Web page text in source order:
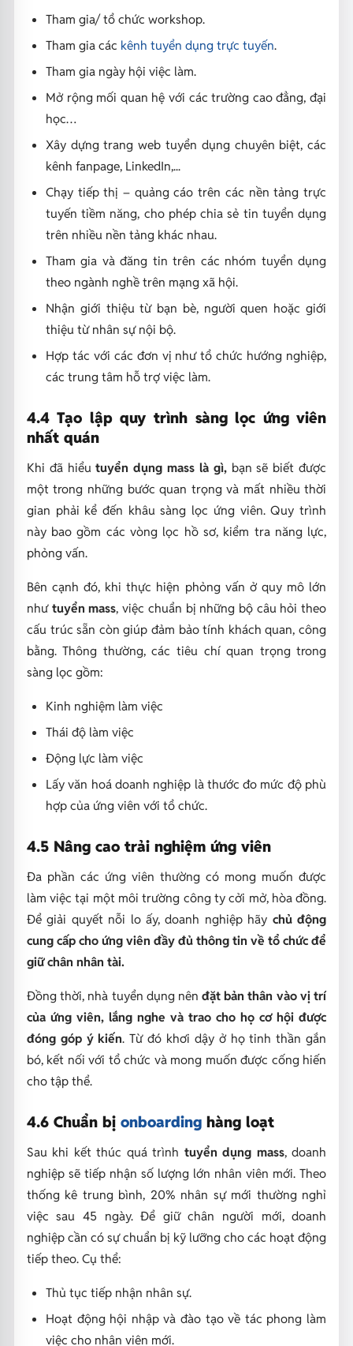
Tham gia/ tổ chức workshop.
Tham gia các kênh tuyển dụng trực tuyến.
Tham gia ngày hội việc làm.
Mở rộng mối quan hệ với các trường cao đẳng, đại
học…
Xây dựng trang web tuyển dụng chuyên biệt, các
kênh fanpage, LinkedIn,...
Chạy tiếp thị – quảng cáo trên các nền tảng trực
tuyến tiềm năng, cho phép chia sẻ tin tuyển dụng
trên nhiều nền tảng khác nhau.
Tham gia và đăng tin trên các nhóm tuyển dụng
theo ngành nghề trên mạng xã hội.
Nhận giới thiệu từ bạn bè, người quen hoặc giới
thiệu từ nhân sự nội bộ.
Hợp tác với các đơn vị như tổ chức hướng nghiệp,
các trung tâm hỗ trợ việc làm.
4.4 Tạo lập quy trình sàng lọc ứng viên
nhất quán
Khi đã hiểutuyển dụng mass là gì, bạn sẽ biết được
một trong những bước quan trọng và mất nhiều thời
gian phải kể đến khâu sàng lọc ứng viên. Quy trình
này bao gồm các vòng lọc hồ sơ, kiểm tra năng lực,
phỏng vấn.
Bên cạnh đó, khi thực hiện phỏng vấn ở quy mô lớn
nhưtuyển mass, việc chuẩn bị những bộ câu hỏi theo
cấu trúc sẵn còn giúp đảm bảo tính khách quan, công
bằng. Thông thường, các tiêu chí quan trọng trong
sàng lọc gồm:
Kinh nghiệm làm việc
Thái độ làm việc
Động lực làm việc
Lấy văn hoá doanh nghiệp là thước đo mức độ phù
hợp của ứng viên với tổ chức.
4.5 Nâng cao trải nghiệm ứng viên
Đa phần các ứng viên thường có mong muốn được
làm việc tại một môi trường công ty cởi mở, hòa đồng.
Để giải quyết nỗi lo ấy, doanh nghiệp hãy chủ động
cung cấp cho ứng viên đầy đủ thông tin về tổ chức để
giữ chân nhân tài.
Đồng thời, nhà tuyển dụng nên đặt bản thân vào vị trí
của ứng viên, lắng nghe và trao cho họ cơ hội được
đóng góp ý kiến. Từ đó khơi dậy ở họ tinh thần gắn
bó, kết nối với tổ chức và mong muốn được cống hiến
cho tập thể.
4.6 Chuẩn bị onboardinghàng loạt
Sau khi kết thúc quá trình tuyển dụng mass, doanh
nghiệp sẽ tiếp nhận số lượng lớn nhân viên mới. Theo
thống kê trung bình, 20% nhân sự mới thường nghỉ
việc sau 45 ngày. Để giữ chân người mới, doanh
nghiệp cần có sự chuẩn bị kỹ lưỡng cho các hoạt động
tiếp theo. Cụ thể:
Thủ tục tiếp nhận nhân sự.
Hoạt động hội nhập và đào tạo về tác phong làm
việc cho nhân viên mới.